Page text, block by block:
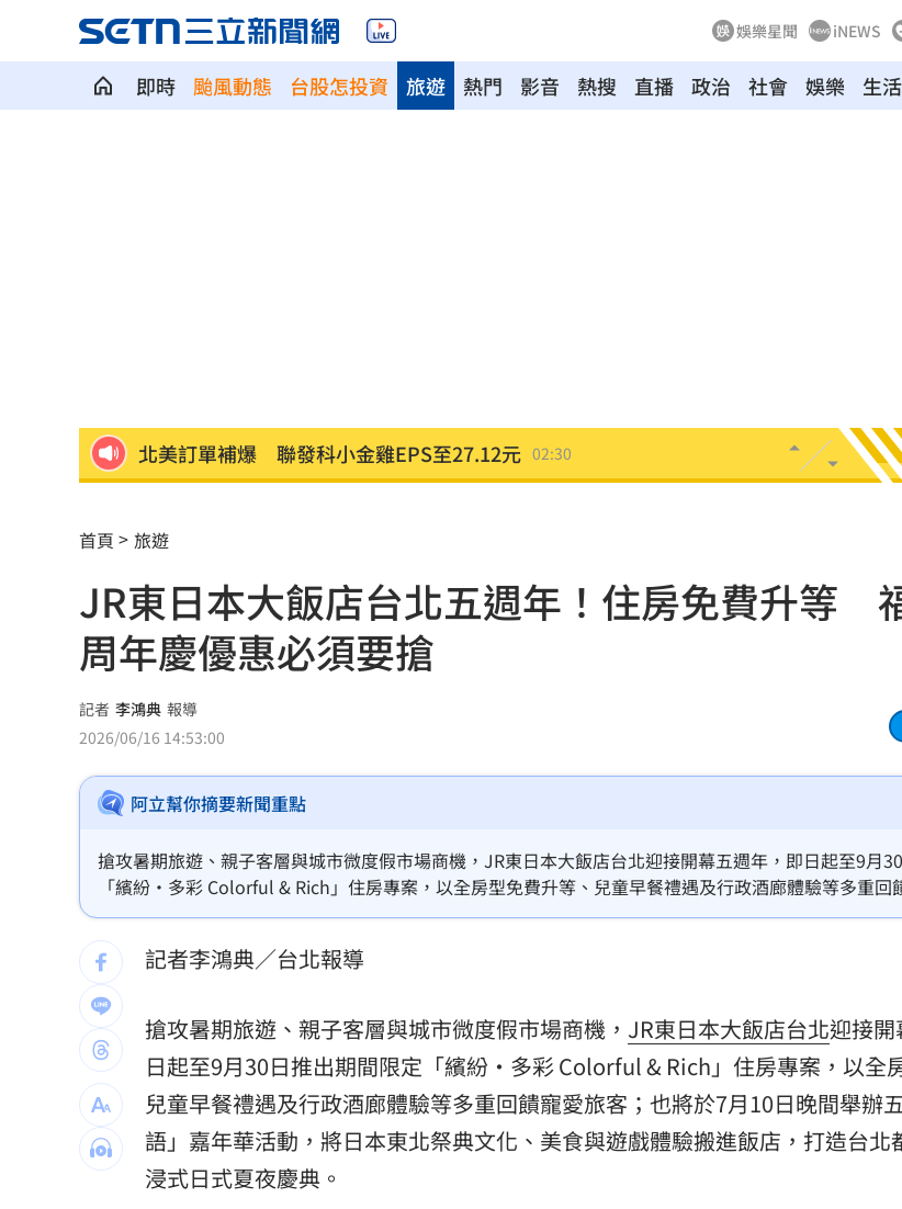
娛樂星聞 iNEWS
即時 颱風動態 台股怎投資 熱門 影音 熱搜 直播 政治 社會 娛樂 生活
旅遊
北美訂單補爆 聯發科小金雞EPS至27.12元 02:30
這大廠三支柱到位 全年EPS上看5.68元
慈濟買BNT被詐10億！藍昔嗆擋疫苗網朝聖 01:35
它躋身美禁令受惠者 上半年EPS衝2.58元
高溫重創雞蛋產量 最快要等到9月才回穩
7月營收寫同期次高 聯寶訂單看到2027年
台股收復44000點大關 2關鍵看AI產業發展
他見搶案挺身相救遭圍毆亡！嫌犯最小12歲 01:10
扣款人數狂增4成 國泰小龍基金布局曝光 01:05
車是我的、油也是我的 睡車竟被收住宿費
這大廠產能利用率衝90% 目標價上看220元 01:00
埃及知名女星涉毒被判死 引發社會震驚 00:49
桃園聯隊奪世界青棒亞軍 張善政接機 00:47
首頁 旅遊
JR東日本大飯店台北五週年！住房免費升等
周年慶優惠必須要搶
記者 李鴻典 報導
2026/06/16 14:53:00
阿立幫你摘要新聞重點
搶攻暑期旅遊、親子客層與城市微度假市場商機，JR東日本大飯店台北迎接開幕五週年，即日起至9月
「繽紛・多彩 Colorful & Rich」住房專案，以全房型免費升等、兒童早餐禮遇及行政酒廊體驗等多重回
將於7月10日晚間舉辦五週年「夏祭物語」嘉年華活動，將日本東北祭典文化、美食與遊戲體驗搬進飯
區少見的沉浸式日式夏夜慶典。
記者李鴻典／台北報導
搶攻暑期旅遊、親子客層與城市微度假市場商機， JR東日本大飯店台北迎接
日起至9月30日推出期間限定「繽紛・多彩 Colorful & Rich」住房專案，以全
兒童早餐禮遇及行政酒廊體驗等多重回饋寵愛旅客；也將於7月10日晚間舉辦
語」嘉年華活動，將日本東北祭典文化、美食與遊戲體驗搬進飯店，打造台北
浸式日式夏夜慶典。